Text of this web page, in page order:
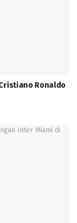
Ronaldo